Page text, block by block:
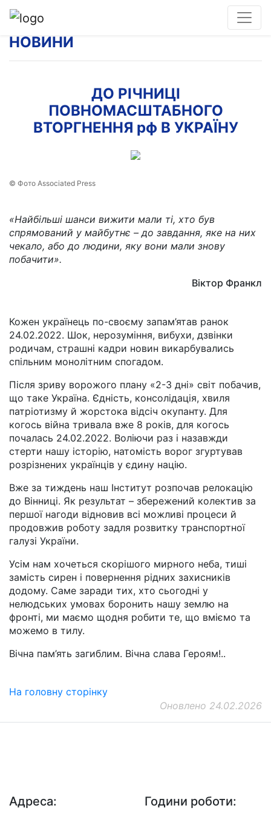
НОВИНИ
ДО РІЧНИЦІ
ПОВНОМАСШТАБНОГО
ВТОРГНЕННЯ рф В УКРАЇНУ
© Фото Associated Press
«Найбільші шанси вижити мали ті, хто був
спрямований у майбутнє – до завдання, яке на них
чекало, або до людини, яку вони мали знову
побачити».
Віктор Франкл
Кожен українець по-своєму запам’ятав ранок
24.02.2022. Шок, нерозуміння, вибухи, дзвінки
родичам, страшні кадри новин викарбувались
спільним монолітним спогадом.
Після зриву ворожого плану «2-3 дні» світ побачив,
що таке Україна. Єдність, консолідація, хвиля
патріотизму й жорстока відсіч окупанту. Для
когось війна тривала вже 8 років, для когось
почалась 24.02.2022. Воліючи раз і назавжди
стерти нашу історію, натомість ворог згуртував
розрізнених українців у єдину націю.
Вже за тиждень наш Інститут розпочав релокацію
до Вінниці. Як результат – збережений колектив за
першої нагоди відновив всі можливі процеси й
продовжив роботу задля розвитку транспортної
галузі України.
Усім нам хочеться скорішого мирного неба, тиші
замість сирен і повернення рідних захисників
додому. Саме заради тих, хто сьогодні у
нелюдських умовах боронить нашу землю на
фронті, ми маємо щодня робити те, що вміємо та
можемо в тилу.
Вічна пам’ять загиблим. Вічна слава Героям!..
На головну сторінку
Оновлено 24.02.2026
Адреса: Години роботи: